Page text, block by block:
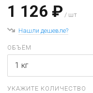
1 126 ₽ / шт
Нашли дешевле?
ОБЪЁМ
1 кг
УКАЖИТЕ КОЛИЧЕСТВО